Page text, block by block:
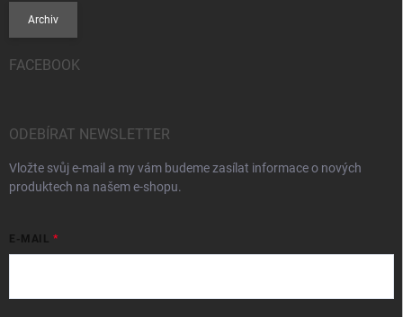
Archiv
FACEBOOK
ODEBÍRAT NEWSLETTER
Vložte svůj e-mail a my vám budeme zasílat informace o nových
produktech na našem e-shopu.
E-MAIL